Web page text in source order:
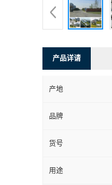
产品详请
产地
品牌
货号
用途